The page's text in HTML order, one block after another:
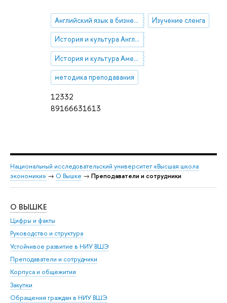
12332
89166631613
Английский язык в бизнесе и экономике Изучение сленга
История и культура Англии
История и культура Америки
методика преподавания
Национальный исследовательский университет «Высшая школа
экономики» → О Вышке → Преподаватели и сотрудники
О ВЫШКЕ
Цифры и факты
Руководство и структура
Устойчивое развитие в НИУ ВШЭ
Преподаватели и сотрудники
Корпуса и общежития
Закупки
Обращения граждан в НИУ ВШЭ